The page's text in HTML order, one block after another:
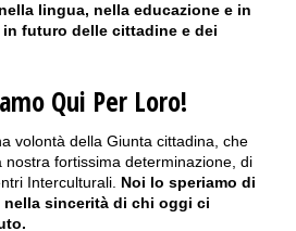
lingua, nella educazione e in
futuro delle cittadine e dei
Qui Per Loro!
volontà della Giunta cittadina, che
fortissima determinazione, di
Interculturali. Noi lo speriamo di
sincerità di chi oggi ci